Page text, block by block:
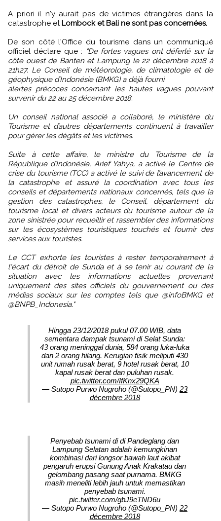
A priori il n'y aurait pas de victimes étrangères dans la
catastrophe et Lombock et Bali ne sont pas concernées.
De son côté l'Office du tourisme dans un communiqué
officiel déclare que :
"De fortes vagues ont déferlé sur la
côte ouest de Banten et Lampung le 22 décembre 2018 à
21h27. Le Conseil de météorologie, de climatologie et de
géophysique d’Indonésie (BMKG) a déjà fourni
alertes précoces concernant les hautes vagues pouvant
survenir du 22 au 25 décembre 2018.
Un conseil national associé a collaboré, le ministère du
Tourisme et d’autres départements continuent à travailler
pour gérer les dégâts et les victimes.
Suite à cette affaire, le ministre du Tourisme de la
République d’Indonésie, Arief Yahya, a activé le Centre de
crise du tourisme (TCC) a activé le suivi de l’avancement de
la catastrophe et assuré la coordination avec tous les
conseils et départements nationaux concernés, tels que la
gestion des catastrophes, le Conseil, département du
tourisme local et divers acteurs du tourisme autour de la
zone sinistrée pour recueillir et rassembler des informations
sur les écosystèmes touristiques touchés et fournir des
services aux touristes.
Le CCT exhorte les touristes à rester temporairement à
l'écart du détroit de Sunda et à se tenir au courant de la
situation avec les informations actuelles provenant
uniquement des sites officiels du gouvernement ou des
médias sociaux sur les comptes tels que @infoBMKG et
@BNPB_Indonesia."
Hingga 23/12/2018 pukul 07.00 WIB, data
sementara dampak tsunami di Selat Sunda:
43 orang meninggal dunia, 584 orang luka-luka
dan 2 orang hilang. Kerugian fisik meliputi 430
unit rumah rusak berat, 9 hotel rusak berat, 10
kapal rusak berat dan puluhan rusak.
pic.twitter.com/IfKnx29QKA
— Sutopo Purwo Nugroho (@Sutopo_PN) 23
décembre 2018
Penyebab tsunami di di Pandeglang dan
Lampung Selatan adalah kemungkinan
kombinasi dari longsor bawah laut akibat
pengaruh erupsi Gunung Anak Krakatau dan
gelombang pasang saat purnama. BMKG
masih meneliti lebih jauh untuk memastikan
penyebab tsunami.
pic.twitter.com/gbJ9eTND6u
— Sutopo Purwo Nugroho (@Sutopo_PN) 22
décembre 2018